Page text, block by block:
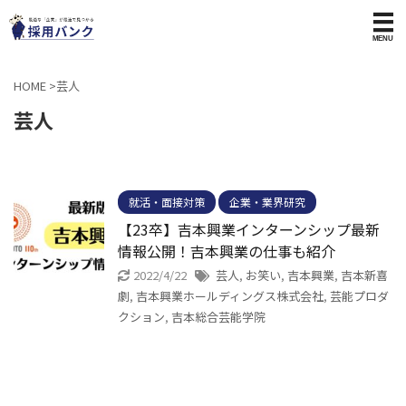
HOME >芸人
芸人
就活・面接対策 企業・業界研究
【23卒】吉本興業インターンシップ最新
情報公開！吉本興業の仕事も紹介
2022/4/22 芸人, お笑い, 吉本興業, 吉本新喜
劇, 吉本興業ホールディングス株式会社, 芸能プロダ
クション, 吉本総合芸能学院